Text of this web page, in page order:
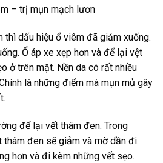
– trị mụn mạch lươn
thì dấu hiệu ổ viêm đã giảm xuống.
Ổ áp xe xẹp hơn và để lại vệt
ở trên mặt. Nền da có rất nhiều
là những điểm mà mụn mủ gây
để lại vết thâm đen. Trong
đen sẽ giảm và mờ dần đi.
hơn và đi kèm những vết sẹo.